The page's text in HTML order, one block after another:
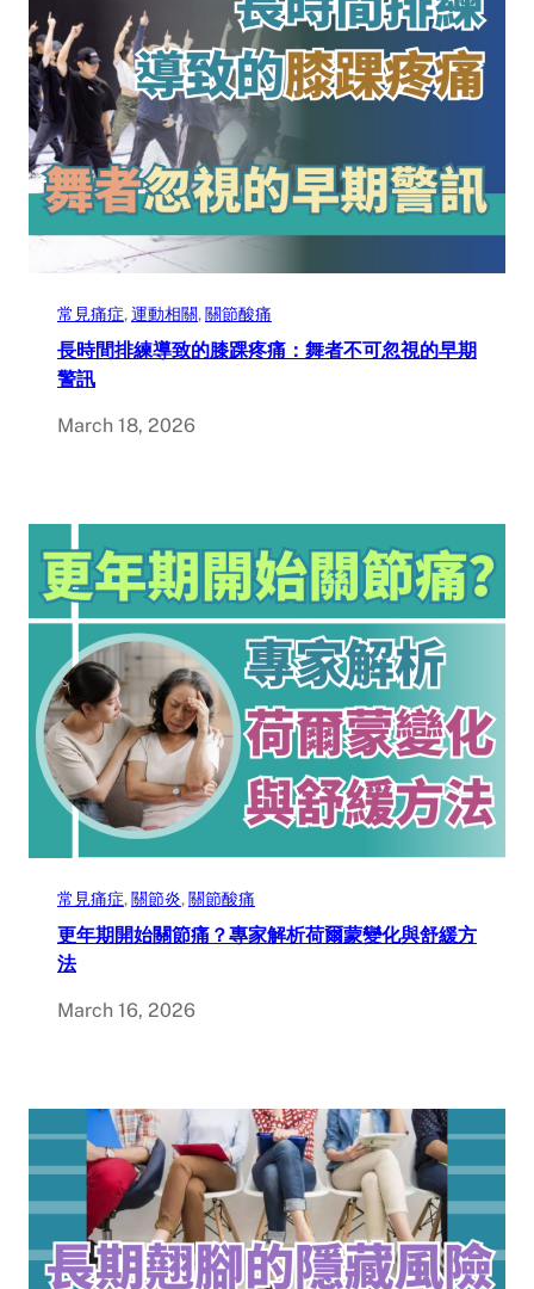
常見痛症, 運動相關, 關節酸痛
長時間排練導致的膝踝疼痛：舞者不可忽視的早期
警訊
March 18, 2026
常見痛症, 關節炎, 關節酸痛
更年期開始關節痛？專家解析荷爾蒙變化與舒緩方
法
March 16, 2026